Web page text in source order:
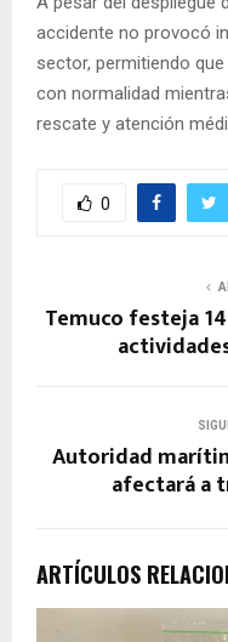
accidente no provocó
sector, permitiendo
con normalidad
rescate y atención
0
Temuco festeja
Autoridad
afectará a
ARTÍCULOS